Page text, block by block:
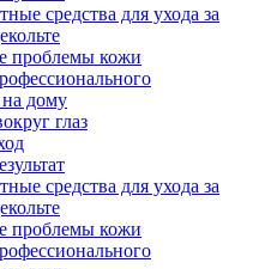
средства для ухода за
проблемы кожи
на дому
глаз
средства для ухода за
проблемы кожи